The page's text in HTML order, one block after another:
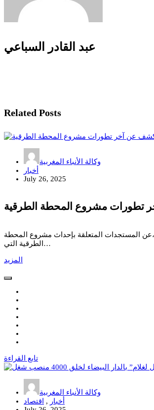
عبد القادر السباعي
Related Posts
وكالة الأنباء المغربية
أخبار
July 26, 2025
تطورات مشروع المحطة الطرقية
2025، كشفت نادية بوهدود، رئيسة المجلس الجماعي،عن المستجدات المتعلقة بإحداث مشروع المحطة
الطرقية التي…
المزيد
تابع القراءة
وكالة الأنباء المغربية
أخبار ,
اقتصاد